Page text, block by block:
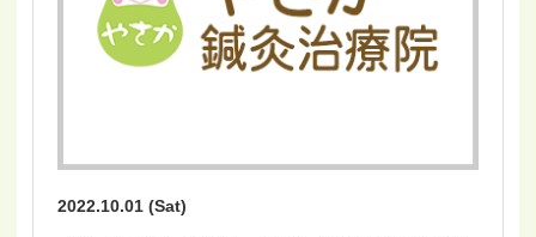
2022.10.01 (Sat)